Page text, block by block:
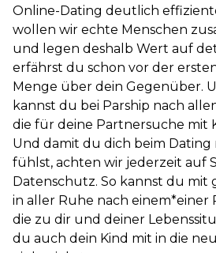
Online-Dating deutlich
wollen wir echte Menschen
und legen deshalb Wert auf
erfährst du schon vor der
Menge über dein Gegenüber.
kannst du bei Parship nach
die für deine Partnersuche mit
Und damit du dich beim
fühlst, achten wir jederzeit auf
Datenschutz. So kannst du
in aller Ruhe nach einem*einer
die zu dir und deiner
du auch dein Kind mit in die